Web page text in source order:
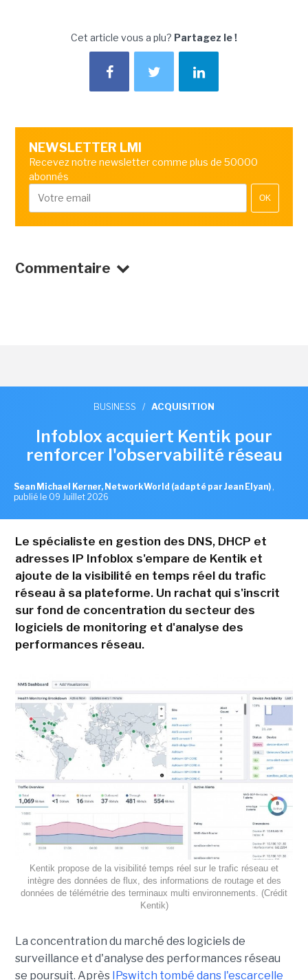
Cet article vous a plu? Partagez le !
NEWSLETTER LMI
Recevez notre newsletter comme plus de 50000
abonnés
OK
Commentaire
BUSINESS / ACQUISITION
Infoblox acquiert Kentik pour
renforcer l'observabilité réseau
Sean Michael Kerner, NetworkWorld (adapté par Jean Elyan) ,
publié le 09 Juillet 2026
Le spécialiste en gestion des DNS, DHCP et
adresses IP Infoblox s'empare de Kentik et
ajoute de la visibilité en temps réel du trafic
réseau à sa plateforme. Un rachat qui s'inscrit
sur fond de concentration du secteur des
logiciels de monitoring et d'analyse des
performances réseau.
Kentik propose de la visibilité temps réel sur le trafic réseau et
intègre des données de flux, des informations de routage et des
données de télémétrie des terminaux multi environnements. (Crédit
Kentik)
La concentration du marché des logiciels de
surveillance et d'analyse des performances réseau
se poursuit. Après IPswitch tombé dans l'escarcelle